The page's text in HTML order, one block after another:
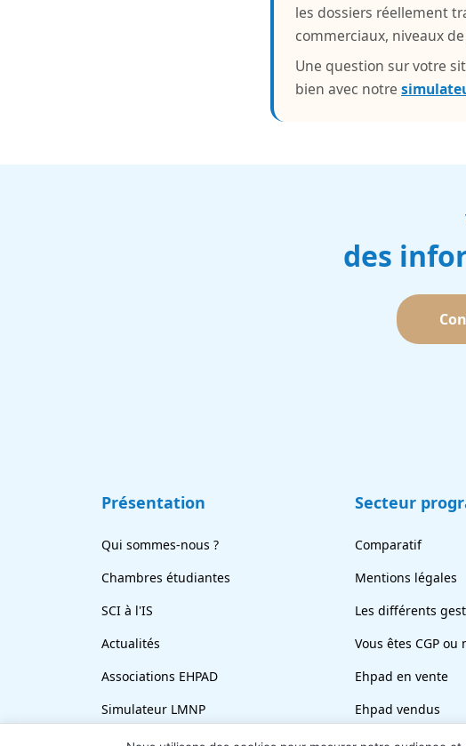
les dossiers réellement
commerciaux, niveaux
Une question sur votre
bien avec notre
des
Présentation
Qui sommes-nous ?
Chambres étudiantes
SCI à l'IS
Actualités
Associations EHPAD
Simulateur LMNP
En bref
Secteur
Comparatif
Mentions légales
Les différents
Vous êtes CGP
Ehpad en vente
Ehpad vendus
Revendez votre